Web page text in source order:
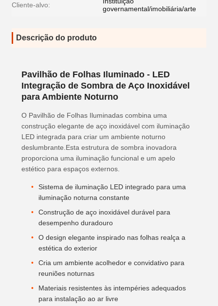
Cliente-alvo:
governamental/imobiliária/arte
Descrição do produto
Pavilhão de Folhas Iluminado - LED
Integração de Sombra de Aço Inoxidável
para Ambiente Noturno
O Pavilhão de Folhas Iluminadas combina uma
construção elegante de aço inoxidável com iluminação
LED integrada para criar um ambiente noturno
deslumbrante.Esta estrutura de sombra inovadora
proporciona uma iluminação funcional e um apelo
estético para espaços externos.
Sistema de iluminação LED integrado para uma
iluminação noturna constante
Construção de aço inoxidável durável para
desempenho duradouro
O design elegante inspirado nas folhas realça a
estética do exterior
Cria um ambiente acolhedor e convidativo para
reuniões noturnas
Materiais resistentes às intempéries adequados
para instalação ao ar livre